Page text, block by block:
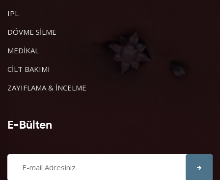
IPL
DÖVME SİLME
MEDİKAL
CİLT BAKIMI
ZAYIFLAMA & İNCELME
E-Bülten